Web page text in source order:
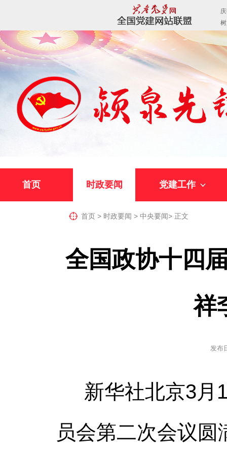
首页 时政要闻 党建工作
首页 > 时政要闻 > 中央要闻> 正文
全国政协十四
祥
发布
新华社北京3
员会第二次会议